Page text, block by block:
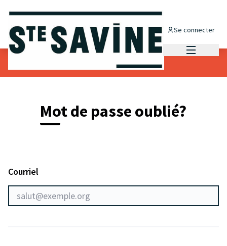
Se connecter
Mot de passe oublié?
Courriel